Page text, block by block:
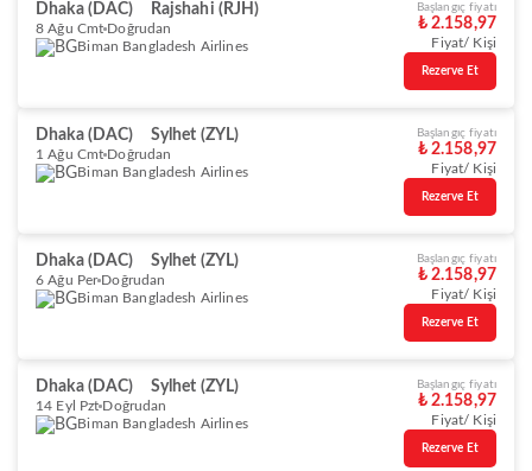
Dhaka (DAC) Rajshahi (RJH)
8 Ağu Cmt Doğrudan
Biman Bangladesh Airlines
Başlangıç fiyatı
₺ 2.158,97
Fiyat/ Kişi
Rezerve Et
Dhaka (DAC) Sylhet (ZYL)
1 Ağu Cmt Doğrudan
Biman Bangladesh Airlines
Başlangıç fiyatı
₺ 2.158,97
Fiyat/ Kişi
Rezerve Et
Dhaka (DAC) Sylhet (ZYL)
6 Ağu Per Doğrudan
Biman Bangladesh Airlines
Başlangıç fiyatı
₺ 2.158,97
Fiyat/ Kişi
Rezerve Et
Dhaka (DAC) Sylhet (ZYL)
14 Eyl Pzt Doğrudan
Biman Bangladesh Airlines
Başlangıç fiyatı
₺ 2.158,97
Fiyat/ Kişi
Rezerve Et